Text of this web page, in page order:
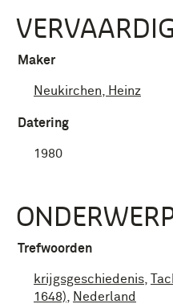
Maker
Neukirchen, Heinz
Datering
1980
Trefwoorden
krijgsgeschiedenis
1648)
Nederland